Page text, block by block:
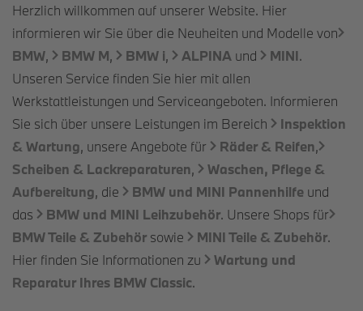
Herzlich willkommen auf unserer Website. Hier
informieren wir Sie über die Neuheiten und Modelle von
BMW, BMW M, BMW i, ALPINA und MINI.
Unseren Service finden Sie hier mit allen
Werkstattleistungen und Serviceangeboten. Informieren
Sie sich über unsere Leistungen im Bereich
Inspektion
& Wartung, unsere Angebote für Räder & Reifen,
Scheiben & Lackreparaturen,
Waschen, Pflege &
Aufbereitung, die BMW und MINI Pannenhilfe und
das
BMW und MINI Leihzubehör. Unsere Shops für
BMW Teile & Zubehör sowie MINI Teile & Zubehör.
Hier finden Sie Informationen zu
Wartung und
Reparatur Ihres BMW Classic.